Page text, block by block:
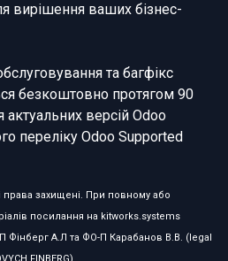
вирішення ваших бізнес-
та багфікс
безкоштовно протягом 90
версій Odoo
переліку Odoo Supported
права захищені. При повному або
посилання на kitworks.systems
Фінберг А.Л та ФО-П Карабанов В.В. (legal